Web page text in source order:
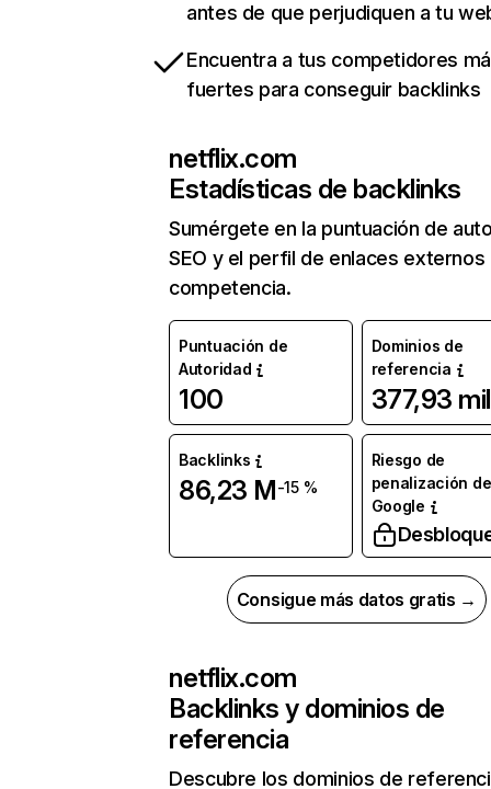
antes de que perjudiquen a tu
Encuentra a tus competidores
fuertes para conseguir backlinks
netflix.com
Estadísticas de backlinks
Sumérgete en la puntuación de
SEO y el perfil de enlaces externos
competencia.
Puntuación de
Autoridad
100
Dominios de
referencia
377,93 mil
Backlinks
86,23 M-15 %
Riesgo de
penalización de
Google
Consigue más datos gratis →
netflix.com
Backlinks y dominios de
referencia
Descubre los dominios de